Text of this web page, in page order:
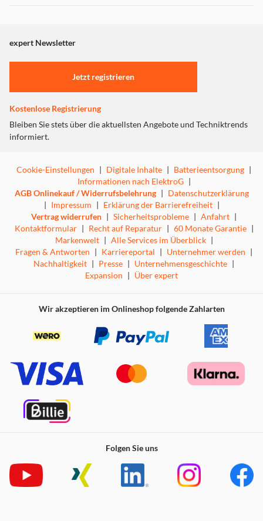
"Marketing".
Einstellungen anpassen
expert Newsletter
Jetzt registrieren
Kostenlose Registrierung
Bleiben Sie stets über die aktuellsten Angebote und Techniktrends
informiert.
Cookie-Einstellungen | Digitale Inhalte | Batterieentsorgung |
Informationen nach ElektroG |
AGB Onlinekauf / Widerrufsbelehrung | Datenschutzerklärung
| Impressum | Erklärung der Barrierefreiheit |
Vertrag widerrufen | Sicherheitsprobleme | Anfahrt |
Kontaktformular | Recht auf Reparatur | 60 Monate Garantie |
Markenwelt | Alle Services im Überblick |
Fragen & Antworten | Karriereportal | Unternehmer werden |
Nachhaltigkeit | Presse | Unternehmensgeschichte |
Expansion | Über expert
Wir akzeptieren im Onlineshop folgende Zahlarten
Folgen Sie uns